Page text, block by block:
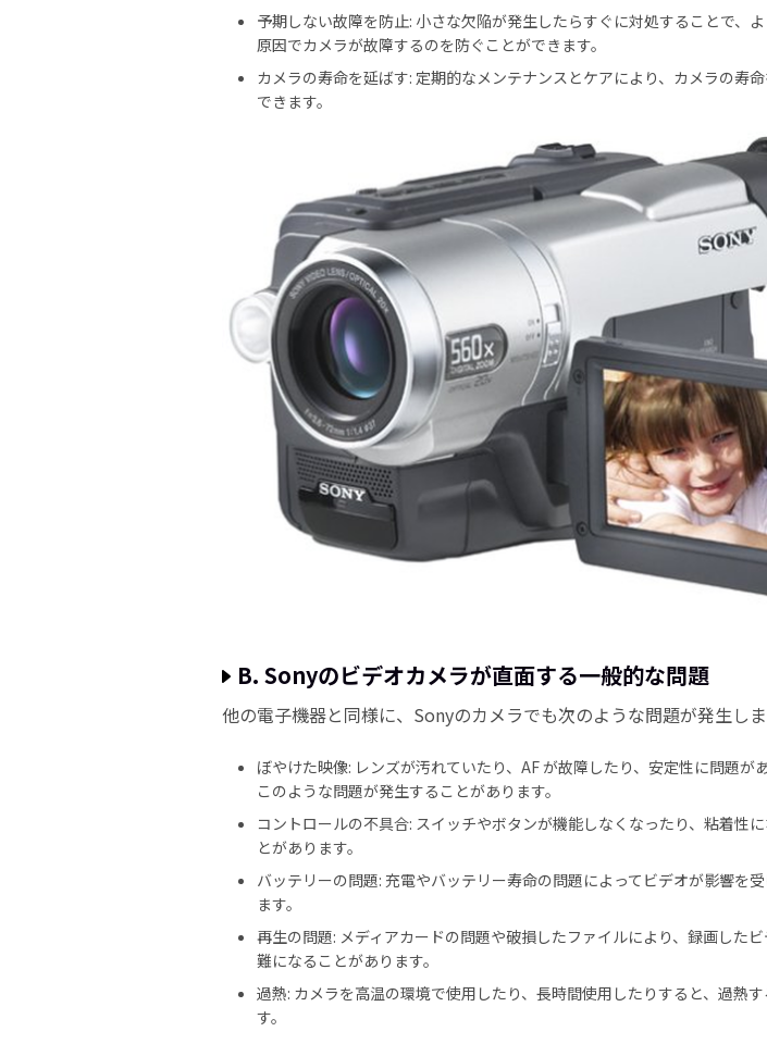
予期しない故障を防止: 小さな欠陥が発生したらすぐに対処することで、
原因でカメラが故障するのを防ぐことができます。
カメラの寿命を延ばす: 定期的なメンテナンスとケアにより、カメラの寿
できます。
B. Sonyのビデオカメラが直面する一般的な問題
他の電子機器と同様に、Sonyのカメラでも次のような問題が発生しま
ぼやけた映像: レンズが汚れていたり、AF が故障したり、安定性に問題が
このような問題が発生することがあります。
コントロールの不具合: スイッチやボタンが機能しなくなったり、粘着性
とがあります。
バッテリーの問題: 充電やバッテリー寿命の問題によってビデオが影響を
ます。
再生の問題: メディアカードの問題や破損したファイルにより、録画した
難になることがあります。
過熱: カメラを高温の環境で使用したり、長時間使用したりすると、過熱
す。